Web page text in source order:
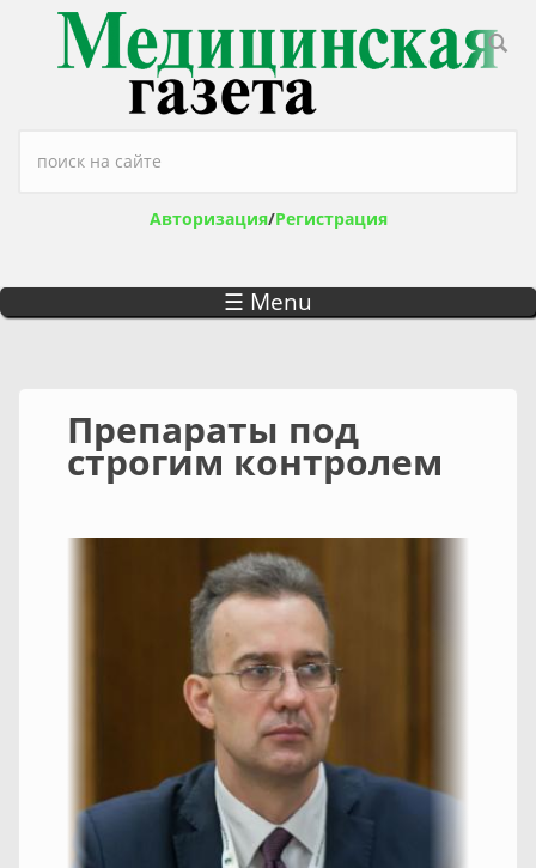
Перейти к основному содержанию
Форма поиска
Авторизация/Регистрация
☰ Menu
Препараты под
строгим контролем